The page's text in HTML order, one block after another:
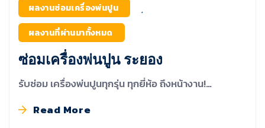
ผลงานซ่อมเครื่องพ่นปูน ,
ผลงานที่ผ่านมาทั้งหมด
ซ่อมเครื่องพ่นปูน ระยอง
รับซ่อม เครื่องพ่นปูนทุกรุ่น ทุกยี่ห้อ ถึงหน้างาน!…
Read More